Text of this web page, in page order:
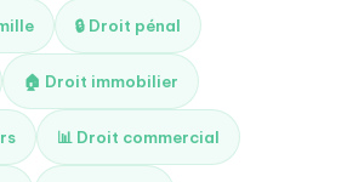
🔒 Droit pénal
🏠 Droit immobilier
📊 Droit commercial